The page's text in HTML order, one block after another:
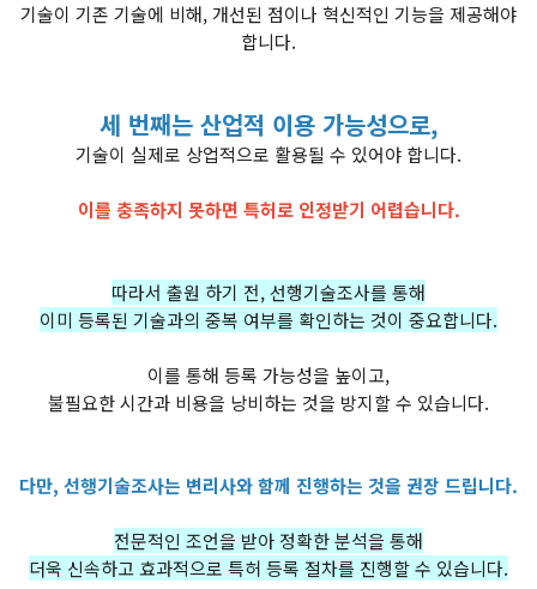
기술이 기존 기술에 비해, 개선된 점이나 혁신적인 기능을 제공해야
합니다.
세 번째는 산업적 이용 가능성으로,
기술이 실제로 상업적으로 활용될 수 있어야 합니다.
이를 충족하지 못하면 특허로 인정받기 어렵습니다.
따라서 출원 하기 전, 선행기술조사를 통해
이미 등록된 기술과의 중복 여부를 확인하는 것이 중요합니다.
이를 통해 등록 가능성을 높이고,
불필요한 시간과 비용을 낭비하는 것을 방지할 수 있습니다.
다만, 선행기술조사는 변리사와 함께 진행하는 것을 권장 드립니다.
전문적인 조언을 받아 정확한 분석을 통해
더욱 신속하고 효과적으로 특허 등록 절차를 진행할 수 있습니다.